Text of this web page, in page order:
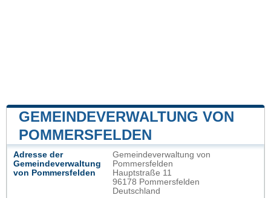
GEMEINDEVERWALTUNG VON
POMMERSFELDEN
Adresse der
Gemeindeverwaltung
von Pommersfelden
Gemeindeverwaltung von
Pommersfelden
Hauptstraße 11
96178 Pommersfelden
Deutschland